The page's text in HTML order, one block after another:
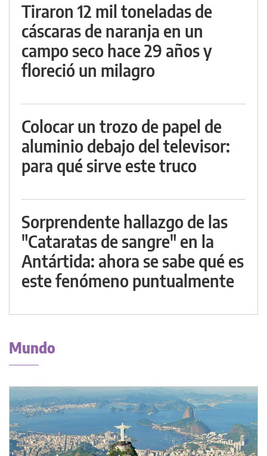
Tiraron 12 mil toneladas de
cáscaras de naranja en un
campo seco hace 29 años y
floreció un milagro
Colocar un trozo de papel de
aluminio debajo del televisor:
para qué sirve este truco
Sorprendente hallazgo de las
"Cataratas de sangre" en la
Antártida: ahora se sabe qué es
este fenómeno puntualmente
Mundo